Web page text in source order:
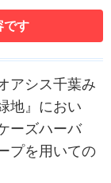
です
アシス千葉み
地』におい
ーズハーバ
プを用いての